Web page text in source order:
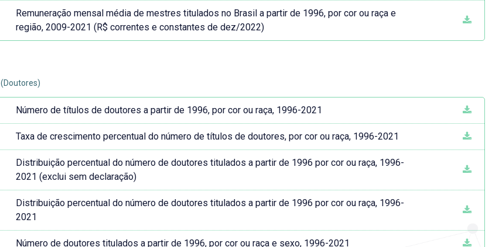
Remuneração mensal média de mestres titulados no Brasil a partir de 1996, por cor ou raça e
região, 2009-2021 (R$ correntes e constantes de dez/2022)
(Doutores)
Número de títulos de doutores a partir de 1996, por cor ou raça, 1996-2021
Taxa de crescimento percentual do número de títulos de doutores, por cor ou raça, 1996-2021
Distribuição percentual do número de doutores titulados a partir de 1996 por cor ou raça, 1996-
2021 (exclui sem declaração)
Distribuição percentual do número de doutores titulados a partir de 1996 por cor ou raça, 1996-
2021
Número de doutores titulados a partir de 1996, por cor ou raça e sexo, 1996-2021